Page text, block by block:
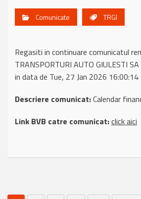
Comunicate TRGI
Regasiti in continuare comunicatul
TRANSPORTURI AUTO GIULESTI SA
in data de Tue, 27 Jan 2026 16:00:14
Descriere comunicat:Calendar
Link BVB catre comunicat:click aici